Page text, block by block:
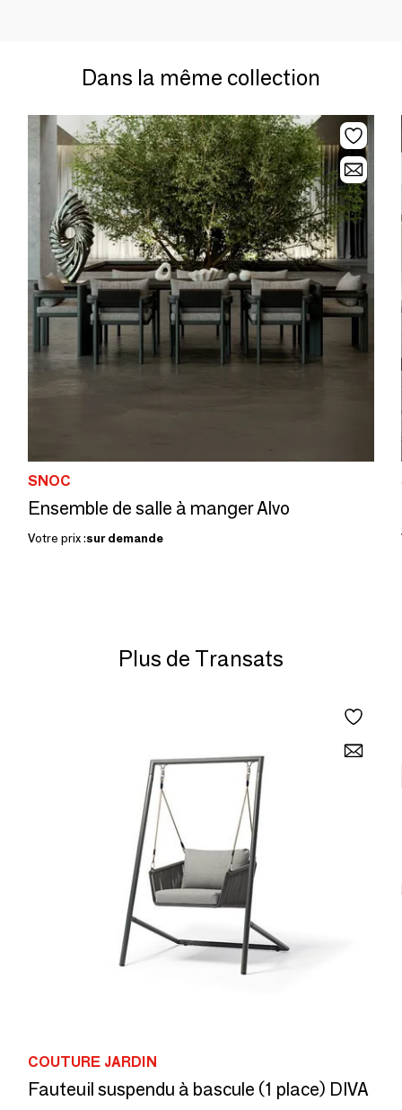
Dans la même collection
SNOC
Ensemble de salle à manger Alvo
Votre prix :sur demande
Plus de Transats
COUTURE JARDIN
Fauteuil suspendu à bascule (1 place) DIVA